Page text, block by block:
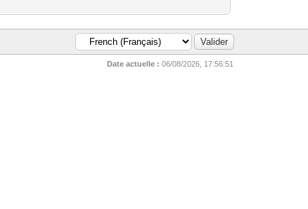
Date actuelle : 06/08/2026, 17:56:51